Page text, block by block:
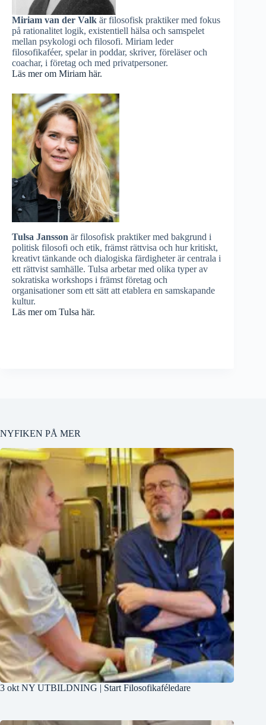
Miriam van der Valk är filosofisk praktiker med fokus
på rationalitet logik, existentiell hälsa och samspelet
mellan psykologi och filosofi. Miriam leder
filosofikaféer, spelar in poddar, skriver, föreläser och
coachar, i företag och med privatpersoner.
Läs mer om Miriam här.
Tulsa Jansson är filosofisk praktiker med bakgrund i
politisk filosofi och etik, främst rättvisa och hur kritiskt,
kreativt tänkande och dialogiska färdigheter är centrala i
ett rättvist samhälle. Tulsa arbetar med olika typer av
sokratiska workshops i främst företag och
organisationer som ett sätt att etablera en samskapande
kultur.
Läs mer om Tulsa här.
NYFIKEN PÅ MER
3 okt NY UTBILDNING | Start Filosofikaféledare